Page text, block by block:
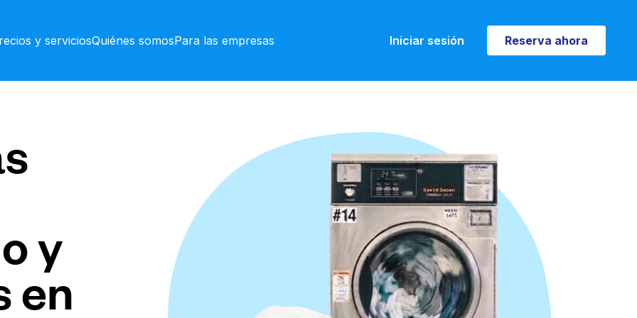
y serviciosQuiénes somosPara las empresas Iniciar sesión Reserva ahora
Reserva ahora
y
en